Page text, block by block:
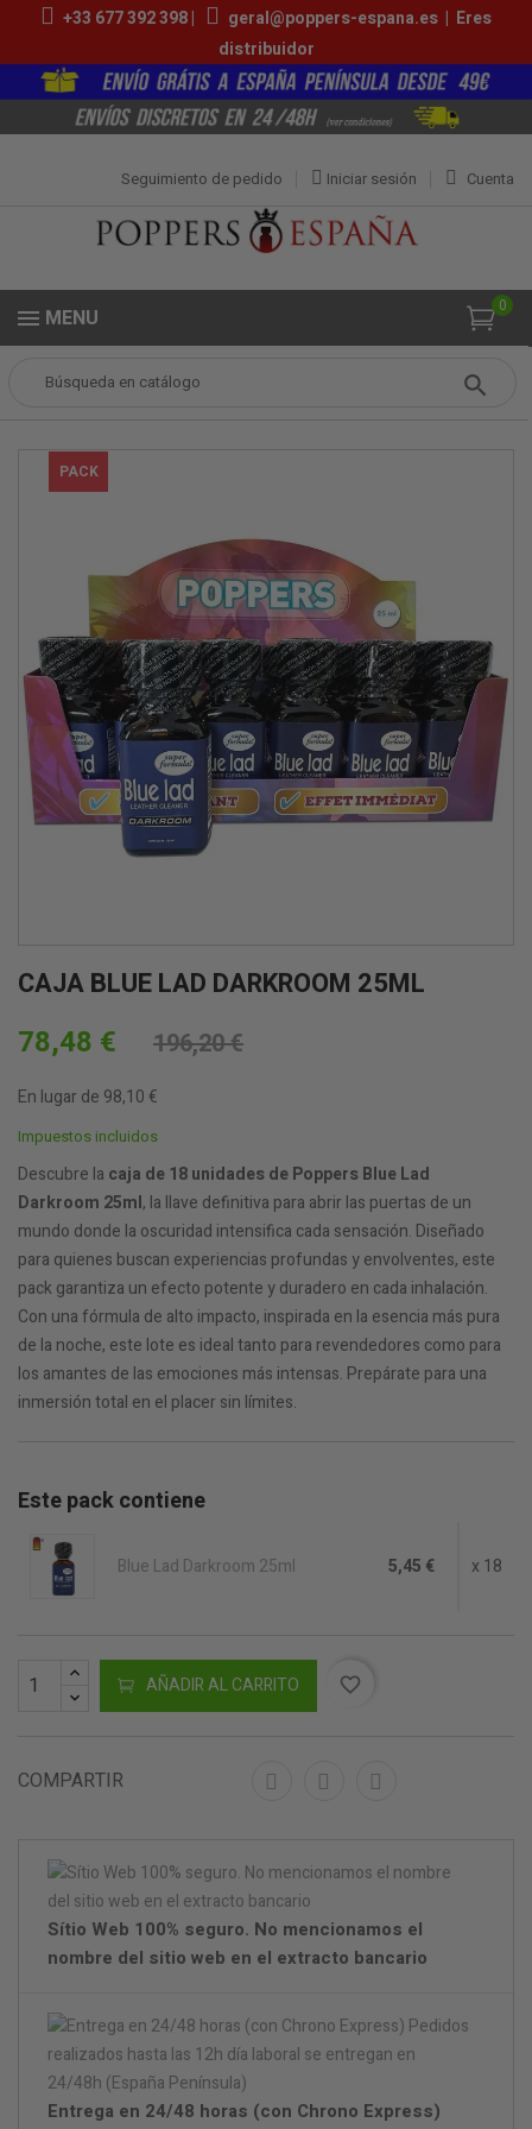
+33 677 392 398 | geral@poppers-espana.es | Eres
distribuidor
Cuenta
Iniciar sesión
Seguimiento de pedido
0
MENU
PACK
CAJA BLUE LAD DARKROOM 25ML
78,48 € 196,20 €
En lugar de 98,10 €
Impuestos incluidos
Descubre la caja de 18 unidades de Poppers Blue Lad
Darkroom 25ml, la llave definitiva para abrir las puertas de un
mundo donde la oscuridad intensifica cada sensación. Diseñado
para quienes buscan experiencias profundas y envolventes, este
pack garantiza un efecto potente y duradero en cada inhalación.
Con una fórmula de alto impacto, inspirada en la esencia más pura
de la noche, este lote es ideal tanto para revendedores como para
los amantes de las emociones más intensas. Prepárate para una
inmersión total en el placer sin límites.
Este pack contiene
Blue Lad Darkroom 25ml 5,45 € x 18
AÑADIR AL CARRITO favorite_border
COMPARTIR
Sítio Web 100% seguro. No mencionamos el
nombre del sitio web en el extracto bancario
Entrega en 24/48 horas (con Chrono Express)